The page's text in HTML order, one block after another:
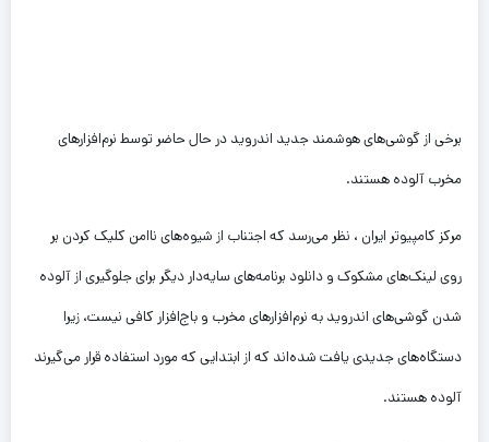
برخی از گوشی‌های هوشمند جدید اندروید در حال حاضر توسط نرم‌افزارهای
مخرب آلوده هستند.
مرکز کامپیوتر ایران ، نظر می‌رسد که اجتناب از شیوه‌های ناامن کلیک کردن بر
روی لینک‌های مشکوک و دانلود برنامه‌های سایه‌دار دیگر برای جلوگیری از آلوده
شدن گوشی‌های اندروید به نرم‌افزارهای مخرب و باج‌افزار کافی نیست، زیرا
دستگاه‌های جدیدی یافت شده‌اند که از ابتدایی که مورد استفاده قرار می‌گیرند
آلوده هستند.